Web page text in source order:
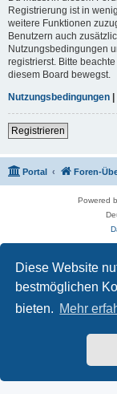
Diese Website
bestmöglichen
bieten. Mehr
Registrierung ist in
weitere Funktionen
Benutzern auch
Nutzungsbedingungen
registrierst. Bitte
diesem Board bewegst.
Nutzungsbedingungen |
Registrieren
Portal Foren-
Powered